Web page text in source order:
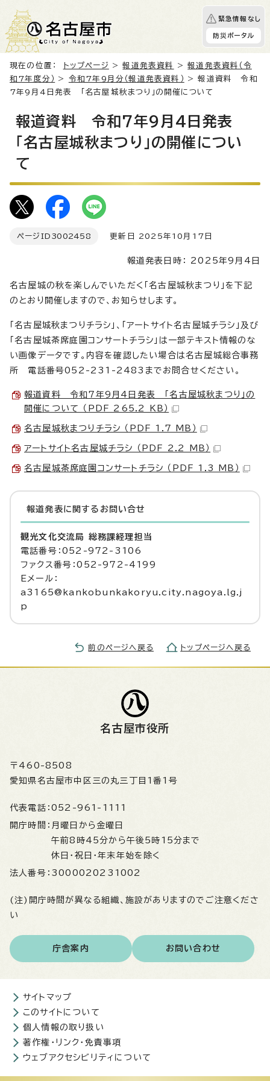
緊急情報なし
防災ポータル
現在の位置： トップページ >報道発表資料 >報道発表資料（令
和7年度分）
> 令和7年9月分（報道発表資料）
> 報道資料 令和
7年9月4日発表 「名古屋城秋まつり」の開催について
報道資料 令和7年9月4日発表
「名古屋城秋まつり」の開催につい
て
ページID 3002458 更新日 2025年10月17日
報道発表日時： 2025年9月4日
名古屋城の秋を楽しんでいただく「名古屋城秋まつり」を下記
のとおり開催しますので、お知らせします。
「名古屋城秋まつりチラシ」、「アートサイト名古屋城チラシ」及び
「名古屋城茶席庭園コンサートチラシ」は一部テキスト情報のな
い画像データです。内容を確認したい場合は名古屋城総合事務
所 電話番号052-231-2483までお問合せください。
報道資料 令和7年9月4日発表 「名古屋城秋まつり」の
開催について （PDF 265.2 KB）
名古屋城秋まつりチラシ （PDF 1.7 MB）
アートサイト名古屋城チラシ （PDF 2.2 MB）
名古屋城茶席庭園コンサートチラシ （PDF 1.3 MB）
報道発表に関するお問い合せ
観光文化交流局 総務課経理担当
電話番号：052-972-3106
ファクス番号：052-972-4199
Eメール：
a3165@kankobunkakoryu.city.nagoya.lg.j
p
前のページへ戻る トップページへ戻る
名古屋市役所
〒460-8508
愛知県名古屋市中区三の丸三丁目1番1号
代表電話： 052-961-1111
開庁時間： 月曜日から金曜日
午前8時45分から午後5時15分まで
休日・祝日・年末年始を除く
法人番号： 3000020231002
(注)開庁時間が異なる組織、施設がありますのでご注意くださ
い
庁舎案内 お問い合わせ
サイトマップ
このサイトについて
個人情報の取り扱い
著作権・リンク・免責事項
ウェブアクセシビリティについて